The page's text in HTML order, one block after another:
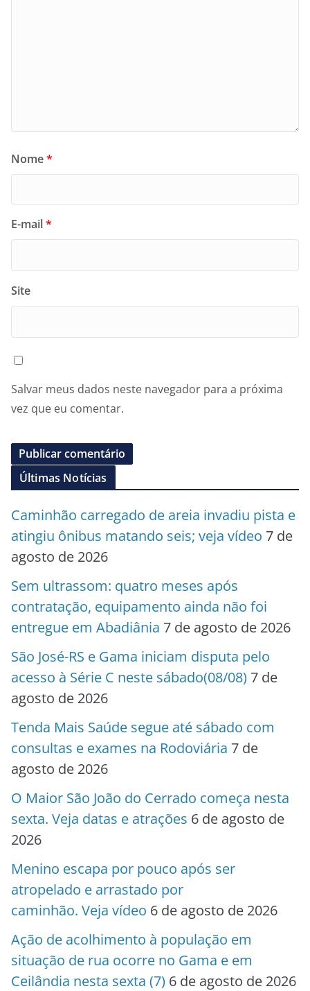
Nome*
E-mail*
Site
Salvar meus dados neste navegador para a próxima
vez que eu comentar.
Últimas Notícias
Caminhão carregado de areia invadiu pista e
atingiu ônibus matando seis; veja vídeo 7 de
agosto de 2026
Sem ultrassom: quatro meses após
contratação, equipamento ainda não foi
entregue em Abadiânia 7 de agosto de 2026
São José-RS e Gama iniciam disputa pelo
acesso à Série C neste sábado(08/08) 7 de
agosto de 2026
Tenda Mais Saúde segue até sábado com
consultas e exames na Rodoviária 7 de
agosto de 2026
O Maior São João do Cerrado começa nesta
sexta. Veja datas e atrações 6 de agosto de
2026
Menino escapa por pouco após ser
atropelado e arrastado por
caminhão. Veja vídeo 6 de agosto de 2026
Ação de acolhimento à população em
situação de rua ocorre no Gama e em
Ceilândia nesta sexta (7) 6 de agosto de 2026